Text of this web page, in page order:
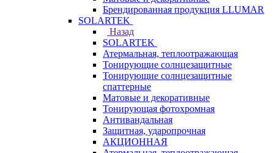
Брендированная продукция LLUMAR
SOLARTEK
Назад
SOLARTEK
Атермальная, теплоотражающая
Тонирующие солнцезащитные
Тонирующие солнцезащитные
спаттерные
Матовые и декоративные
Тонирующая фотохромная
Антивандальная
Защитная, ударопрочная
АКЦИОННАЯ